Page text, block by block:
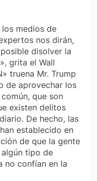
medios de
nos dirán,
disolver la
grita el Wall
truena Mr. Trump
de aprovechar los
que son
existen delitos
De hecho, las
establecido en
de que la gente
tipo de
no confían en la